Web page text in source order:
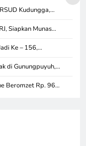
Kudungga,…
Siapkan Munas…
Ke – 156,…
di Gunungpuyuh,…
Beromzet Rp. 96…